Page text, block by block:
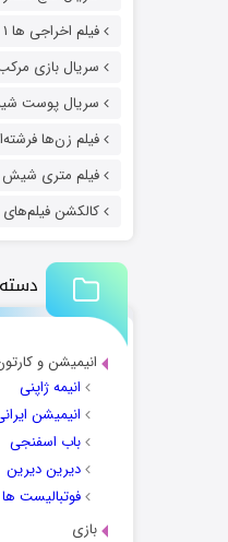
فیلم اخراجی ها ۱
سریال بازی
سریال پوست
فیلم زن‌ها
فیلم متری شیش
کالکشن فیلم‌های
انیمیشن و
انیمه ژاپنی
انیمیشن
باب اسفنجی
دیرین دیرین
فوتبالیست ها
بازی